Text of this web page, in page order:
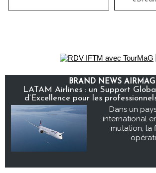
BRAND NEWS AIRMAG
LATAM Airlines : un Support
d’Excellence pour les
Dans un
international
mutation, la